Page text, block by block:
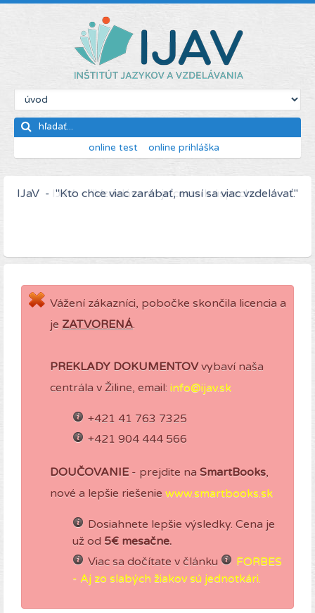
online test online prihláška
IJaV - "Kto chce viac zarábať, musí sa viac vzdelávať."
Vážení zákazníci, pobočke skončila licencia a
je ZATVORENÁ.
PREKLADY DOKUMENTOVvybaví naša
centrála v Žiline, email: info@ijav.sk
+421 41 763 7325
+421 904 444 566
DOUČOVANIE - prejdite na SmartBooks,
nové a lepšie riešenie www.smartbooks.sk
Dosiahnete lepšie výsledky. Cena je
už od 5€ mesačne.
Viac sa dočítate v článku
FORBES
- Aj zo slabých žiakov sú jednotkári.